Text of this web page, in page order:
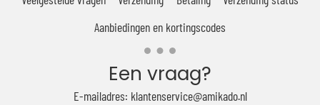
Aanbiedingen en kortingscodes
Een vraag?
E-mailadres: klantenservice@amikado.nl